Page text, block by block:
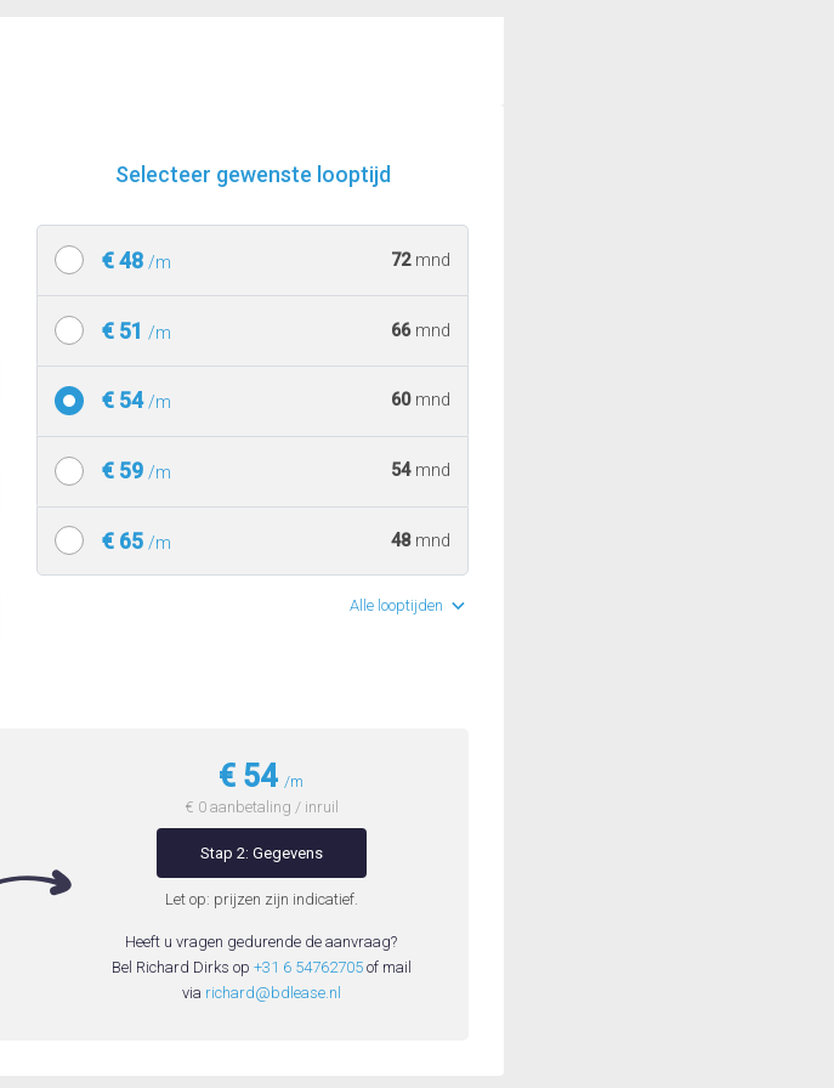
Selecteer gewenste looptijd
€ 48 /m 72 mnd
€ 51 /m 66 mnd
€ 54/m 60 mnd
€ 59 /m 54 mnd
€ 65 /m 48 mnd
Alle looptijden
€ 54 /m
€ 0 aanbetaling / inruil
Stap 2: Gegevens
Let op: prijzen zijn indicatief.
Heeft u vragen gedurende de aanvraag?
Bel Richard Dirks op +31 6 54762705of mail
via richard@bdlease.nl